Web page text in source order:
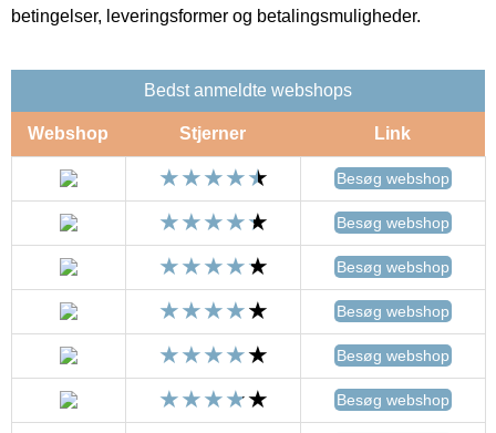
betingelser, leveringsformer og betalingsmuligheder.
Bedst anmeldte webshops
Webshop Stjerner Link
Besøg webshop
Besøg webshop
Besøg webshop
Besøg webshop
Besøg webshop
Besøg webshop